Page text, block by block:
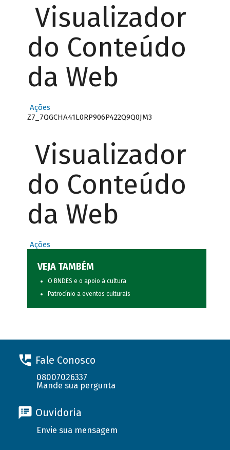
Visualizador
do Conteúdo
da Web
Ações
Z7_7QGCHA41L0RP906P422Q9Q0JM3
Visualizador
do Conteúdo
da Web
Ações
VEJA TAMBÉM
O BNDES e o apoio à cultura
Patrocínio a eventos culturais
Fale Conosco
08007026337
Mande sua pergunta
Ouvidoria
Envie sua mensagem